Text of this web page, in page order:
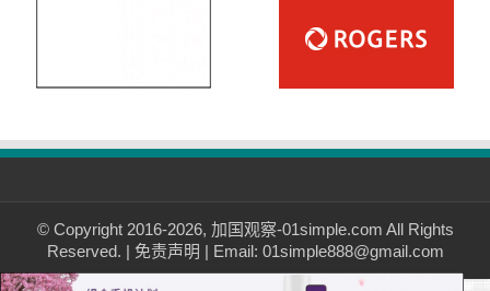
© Copyright 2016-2026, 加国观察-01simple.com All Rights
Reserved. | 免责声明 | Email: 01simple888@gmail.com